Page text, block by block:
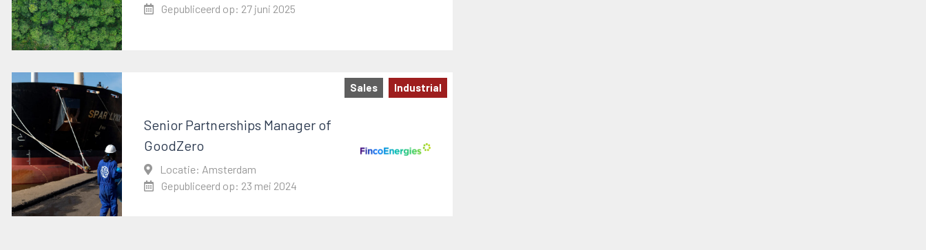
Gepubliceerd op: 27 juni 2025
Sales Industrial
Senior Partnerships Manager of
GoodZero
Locatie: Amsterdam
Gepubliceerd op: 23 mei 2024